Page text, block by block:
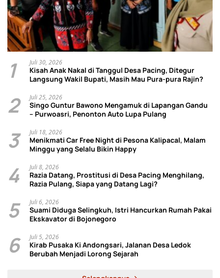
1 Juli 30, 2026
Kisah Anak Nakal di Tanggul Desa Pacing, Ditegur
Langsung Wakil Bupati, Masih Mau Pura-pura Rajin?
2 Juli 25, 2026
Singo Guntur Bawono Mengamuk di Lapangan Gandu
– Purwoasri, Penonton Auto Lupa Pulang
3 Juli 18, 2026
Menikmati Car Free Night di Pesona Kalipacal, Malam
Minggu yang Selalu Bikin Happy
4 Juli 8, 2026
Razia Datang, Prostitusi di Desa Pacing Menghilang,
Razia Pulang, Siapa yang Datang Lagi?
5 Juli 6, 2026
Suami Diduga Selingkuh, Istri Hancurkan Rumah Pakai
Ekskavator di Bojonegoro
6 Juli 5, 2026
Kirab Pusaka Ki Andongsari, Jalanan Desa Ledok
Berubah Menjadi Lorong Sejarah